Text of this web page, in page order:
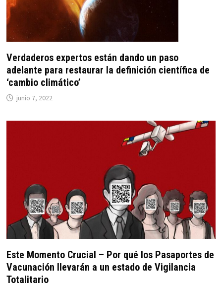
Verdaderos expertos están dando un paso
adelante para restaurar la definición científica de
‘cambio climático’
junio 7, 2022
Este Momento Crucial – Por qué los Pasaportes de
Vacunación llevarán a un estado de Vigilancia
Totalitario